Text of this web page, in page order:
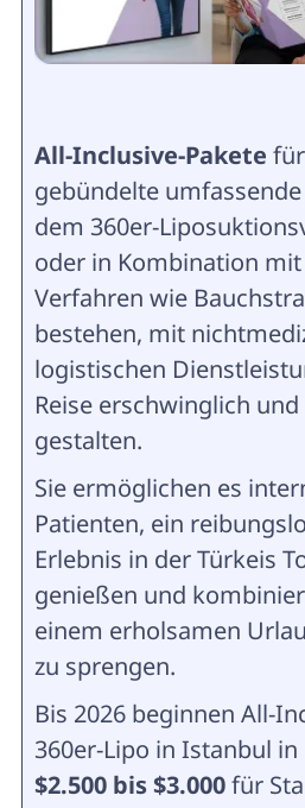
All-Inclusive-Pakete
gebündelte
dem 360er-
oder in Kombination
Verfahren wie
bestehen, mit
logistischen
Reise erschwinglich
gestalten.
Sie ermöglichen es
Patienten, ein
Erlebnis in der Türkeis
genießen und
einem erholsamen
zu sprengen.
Bis 2026 beginnen All-
360er-Lipo in Istanbul in
$2.500 bis $3.000für